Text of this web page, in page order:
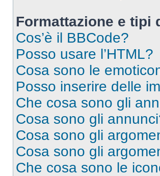
Formattazione e tipi
Cos’è il BBCode?
Posso usare l’HTML?
Cosa sono le
Posso inserire delle
Che cosa sono gli
Cosa sono gli
Cosa sono gli
Cosa sono gli
Che cosa sono le